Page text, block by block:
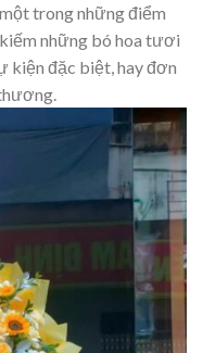
trong những điểm
những bó hoa tươi
kiện đặc biệt, hay đơn